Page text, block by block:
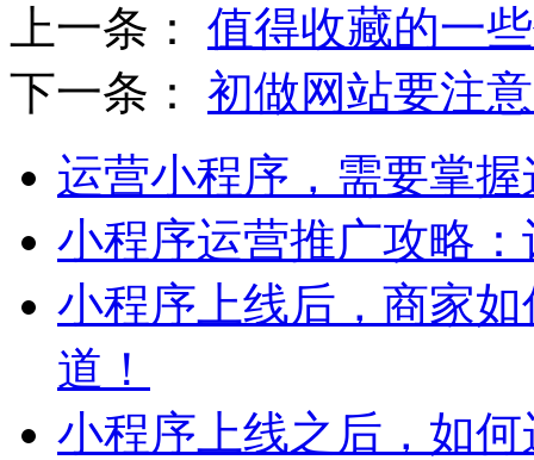
上一条： 值得收藏的一
下一条： 初做网站要注
运营小程序，需要掌
小程序运营推广攻略
小程序上线后，商家
道！
小程序上线之后，如